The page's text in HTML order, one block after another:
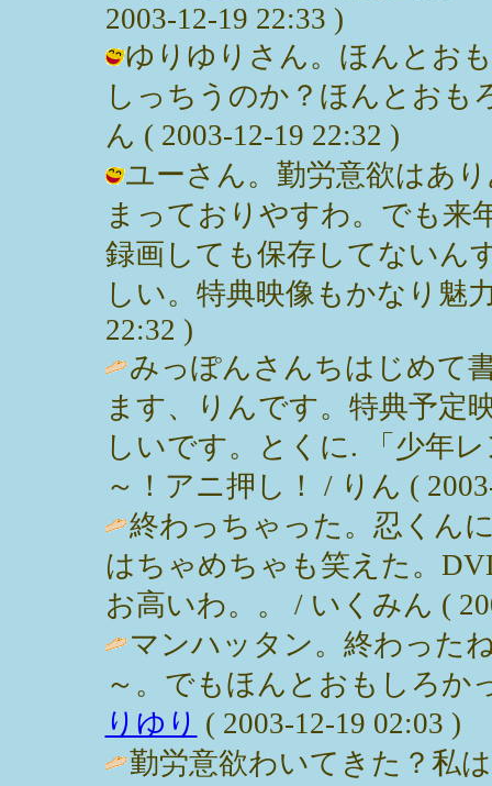
2003-12-19 22:33 )
ゆりゆりさん。ほんとお
しっちうのか？ほんとおも
ん ( 2003-12-19 22:32 )
ユーさん。勤労意欲はあ
まっておりやすわ。でも来
録画しても保存してないん
しい。特典映像もかなり魅
22:32 )
みっぽんさんちはじめて
ます、りんです。特典予定
しいです。とくに. 「少年
～！アニ押し！ / りん (
終わっちゃった。忍くん
はちゃめちゃも笑えた。
お高いわ。。 / いくみん (
マンハッタン。終わった
～。でもほんとおもしろか
りゆり ( 2003-12-19 02:03 )
勤労意欲わいてきた？私